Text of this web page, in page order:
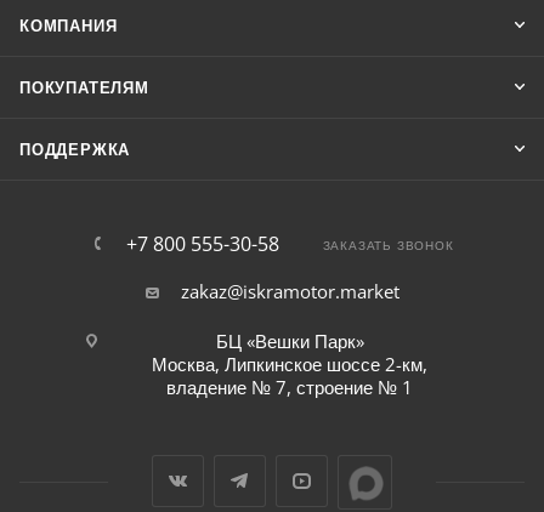
КОМПАНИЯ
ПОКУПАТЕЛЯМ
ПОДДЕРЖКА
+7 800 555-30-58 ЗАКАЗАТЬ ЗВОНОК
zakaz@iskramotor.market
БЦ «Вешки Парк»
Москва, Липкинское шоссе 2-км,
владение № 7, строение № 1